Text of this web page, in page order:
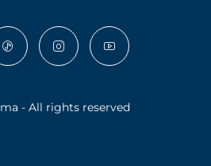
- All rights reserved